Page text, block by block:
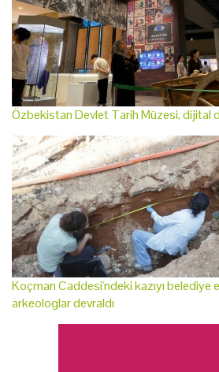
Özbekistan Devlet Tarih Müzesi, dijital
Koçman Caddesi'ndeki kazıyı belediye
arkeologlar devraldı